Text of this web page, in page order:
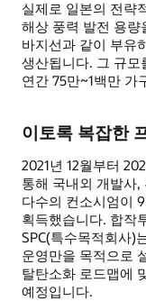
실제로 일본의 전략
해상 풍력 발전 용
바지선과 같이 부유
생산됩니다. 그 규모
연간 75만~1백만 가
이토록 복잡한
2021년 12월부터
통해 국내외 개발사
다수의 컨소시엄이
획득했습니다. 합작
SPC(특수목적회사)
운영만을 목적으로
탈탄소화 로드맵에
예정입니다.